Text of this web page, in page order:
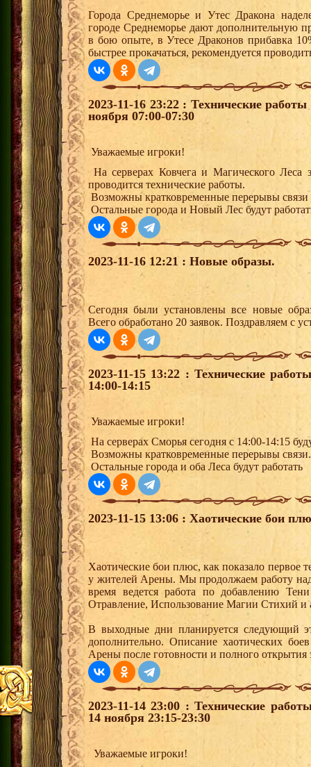
Города Среднеморье и Утес Дракона
городе Среднеморье дают дополнительную
в бою опыте, в Утесе Драконов прибавка
быстрее прокачаться, рекомендуется
2023-11-16 23:22 : Технические
ноября 07:00-07:30
Уважаемые игроки!
На серверах Ковчега и Магического Леса
проводится технические работы.
Возможны кратковременные перерывы связи
Остальные города и Новый Лес будут
2023-11-16 12:21 : Новые образы.
Сегодня были установлены все новые
Всего обработано 20 заявок. Поздравляем с
2023-11-15 13:22 : Технические
14:00-14:15
Уважаемые игроки!
На серверах Сморья сегодня с 14:00-14:15
Возможны кратковременные перерывы связи.
Остальные города и оба Леса будут работать
2023-11-15 13:06 : Хаотические бои
Хаотические бои плюс, как показало первое
у жителей Арены. Мы продолжаем работу
время ведется работа по добавлению
Отравление, Использование Магии Стихий и
В выходные дни планируется следующий
дополнительно. Описание хаотических
Арены после готовности и полного
2023-11-14 23:00 : Технические
14 ноября 23:15-23:30
Уважаемые игроки!